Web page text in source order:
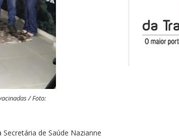
/ Foto:
de Saúde Nazianne